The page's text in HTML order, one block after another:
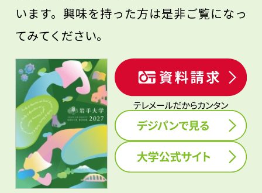
います。興味を持った方は是非ご覧になっ
てみてください。